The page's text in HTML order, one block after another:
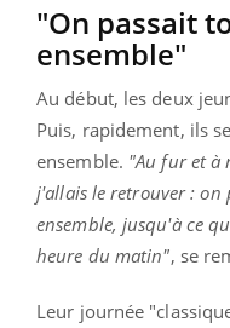
"On passait
ensemble"
Au début, les deux
Puis, rapidement, ils
ensemble. "Au fur et à
j'allais le retrouver : on
ensemble, jusqu'à ce
heure du matin", se
Leur journée